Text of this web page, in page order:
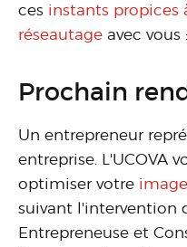
ces instants propices
réseautage avec vous :
Prochain
Un entrepreneur
entreprise. L'UCOVA
optimiser votre
suivant l'intervention
Entrepreneuse et